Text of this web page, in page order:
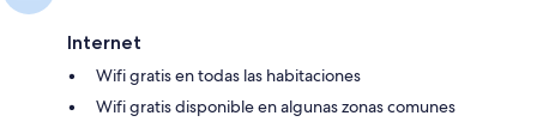
Internet
Wifi gratis en todas las habitaciones
Wifi gratis disponible en algunas zonas comunes